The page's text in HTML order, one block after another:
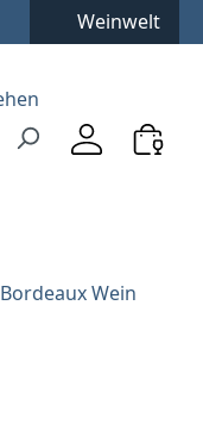
Weinwelt
Bordeaux Wein